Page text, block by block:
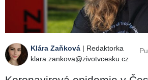
Klára Zaňková | Redaktorka
klara.zankova@zivotvcesku.cz